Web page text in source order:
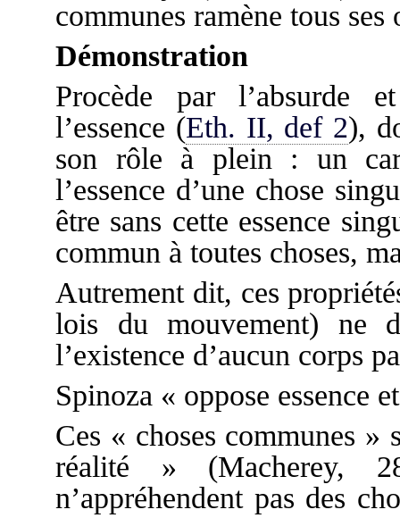
communes ramène tous
Démonstration
Procède par l’absurde
l’essence (Eth. II, def 2),
son rôle à plein : un
l’essence d’une chose
être sans cette essence
commun à toutes choses,
Autrement dit, ces
lois du mouvement) ne
l’existence d’aucun corps
Spinoza « oppose essence
Ces « choses communes »
réalité » (Macherey,
n’appréhendent pas des